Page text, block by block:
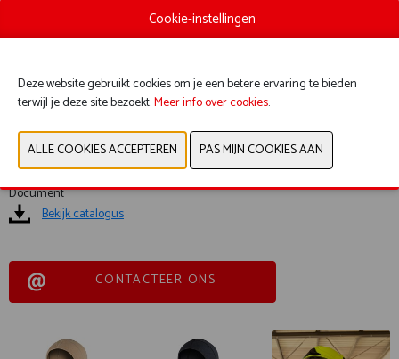
op hittestress en vermoeidheid tijdens interventies. De ergonomische
pasvorm met comfortabele gezichtopening zorgt voor een goede
de hood naadloos geïntegreerd kan worden in de bestaande uitrusting
van de brandweerman. De Firefighter Particulate Corex Hood voldoet aan
brandweerbeschermingskleding en elektrostatische eigenschappen en is
ontworpen voor intensief en herhaald professioneel gebruik.
Document
Bekijk catalogus
CONTACTEER ONS
Cookie-instellingen
Deze website gebruikt cookies om je een betere ervaring te bieden
terwijl je deze site bezoekt.Meer info over cookies.